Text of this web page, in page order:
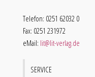
Telefon: 0251 62032 0
Fax: 0251 231972
eMail: lit@lit-verlag.de
SERVICE